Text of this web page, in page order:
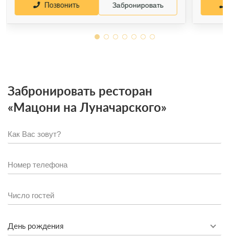
Позвонить Забронировать
Забронировать ресторан
«Мацони на Луначарского»
День рождения